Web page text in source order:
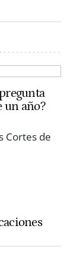
un año?